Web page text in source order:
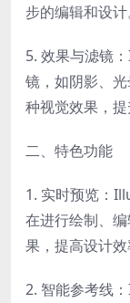
步的编辑和设计
5. 效果与滤镜
镜，如阴影、
种视觉效果，提
二、特色功能
1. 实时预览：
在进行绘制、
果，提高设计效
2. 智能参考线